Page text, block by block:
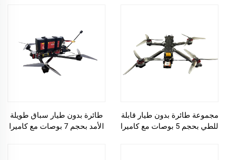
مجموعة طائرة بدون طيار قابلة
للطي بحجم 5 بوصات مع كاميرا
طائرة بدون طيار سباق طويلة
الأمد بحجم 7 بوصات مع كاميرا